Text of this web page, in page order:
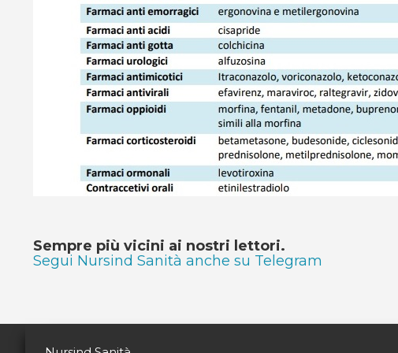
Sempre più vicini ai nostri lettori.
Segui Nursind Sanità anche su Telegram